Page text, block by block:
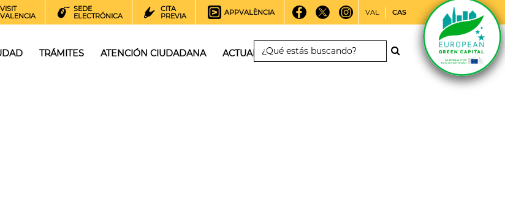
VISIT
VALENCIA
SEDE
ELECTRÓNICA
CITA
PREVIA
APPVALÈNCIA VAL CAS
TRÁMITES ATENCIÓN CIUDADANA ACTUALIDAD